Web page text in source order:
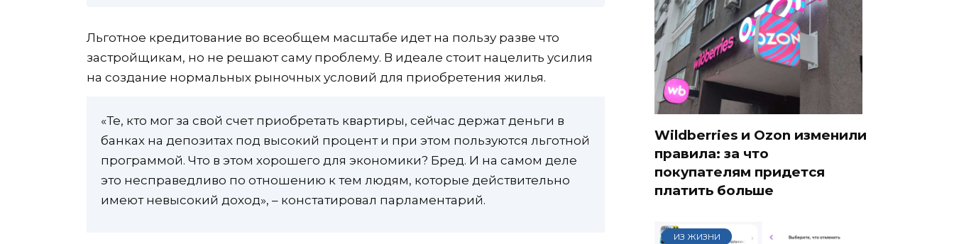
Льготное кредитование во всеобщем масштабе идет на пользу разве что
застройщикам, но не решают саму проблему. В идеале стоит нацелить усилия
на создание нормальных рыночных условий для приобретения жилья.
«Те, кто мог за свой счет приобретать квартиры, сейчас держат деньги в
банках на депозитах под высокий процент и при этом пользуются льготной
программой. Что в этом хорошего для экономики? Бред. И на самом деле
это несправедливо по отношению к тем людям, которые действительно
имеют невысокий доход», – констатировал парламентарий.
Wildberries и Ozon изменили
правила: за что
покупателям придется
платить больше
ИЗ ЖИЗНИ